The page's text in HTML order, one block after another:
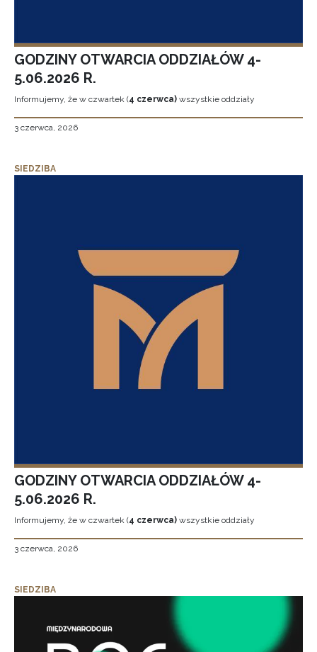
GODZINY OTWARCIA ODDZIAŁÓW 4-
5.06.2026 R.
Informujemy, że w czwartek (4 czerwca) wszystkie oddziały
3 czerwca, 2026
SIEDZIBA
GODZINY OTWARCIA ODDZIAŁÓW 4-
5.06.2026 R.
Informujemy, że w czwartek (4 czerwca) wszystkie oddziały
3 czerwca, 2026
SIEDZIBA